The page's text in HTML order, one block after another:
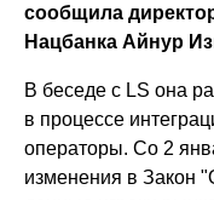
сообщила
Нацбанка Айнур
В беседе с LS она
в процессе
операторы. Со 2
изменения в Закон